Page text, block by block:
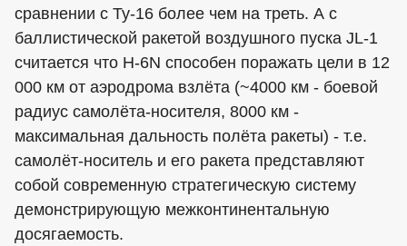
сравнении с Ту-16 более чем на треть. А с
баллистической ракетой воздушного пуска JL-1
считается что H-6N способен поражать цели в 12
000 км от аэродрома взлёта (~4000 км - боевой
радиус самолёта-носителя, 8000 км -
максимальная дальность полёта ракеты) - т.е.
самолёт-носитель и его ракета представляют
собой современную стратегическую систему
демонстрирующую межконтинентальную
досягаемость.